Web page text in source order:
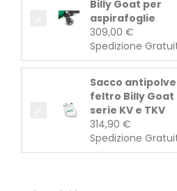
Billy Goat per
aspirafoglie
309,00 €
Spedizione
Sacco
feltro Billy Goat
serie KV e TKV
314,90 €
Spedizione